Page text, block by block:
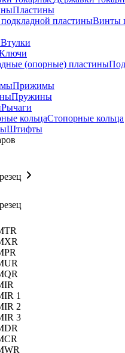
Пластины
Винты
Втулки
Прижимы
Пружины
Рычаги
Стопорные кольца
Штифты
1
2
3